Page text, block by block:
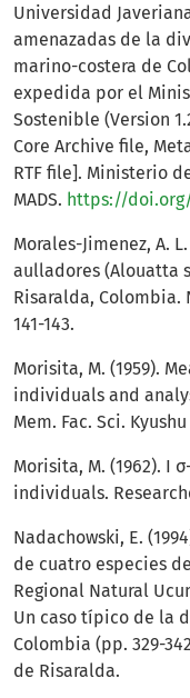
Universidad
amenazadas de la
marino-costera de
expedida por el
Sostenible (Version
Core Archive file,
RTF file]. Ministerio
MADS. https://doi.org/
Morales-Jimenez, A.
aulladores (Alouatta
Risaralda, Colombia.
141-143.
Morisita, M. (1959).
individuals and
Mem. Fac. Sci.
Morisita, M. (1962). I
individuals.
Nadachowski, E.
de cuatro especies
Regional Natural
Un caso típico de la
Colombia (pp. 329-
de Risaralda.